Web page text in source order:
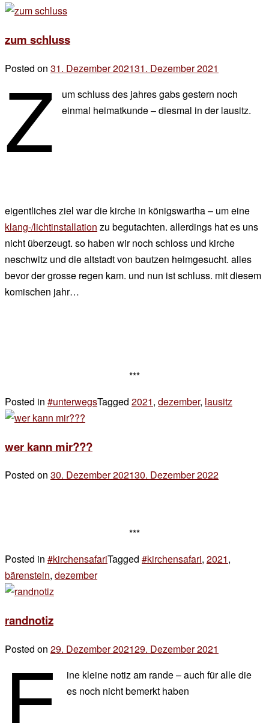
schluss
zum schluss
Posted on 31. Dezember 202131. Dezember 2021
chef
z
um schluss des jahres gabs gestern noch
einmal heimatkunde – diesmal in der lausitz.
eigentliches ziel war die kirche in königswartha – um eine
klang-/lichtinstallation zu begutachten. allerdings hat es uns
nicht überzeugt. so haben wir noch schloss und kirche
neschwitz und die altstadt von bautzen heimgesucht. alles
bevor der grosse regen kam. und nun ist schluss. mit diesem
komischen jahr…
***
Posted in #unterwegsTagged 2021, dezember, lausitz
wer kann mir???
Posted on 30. Dezember 202130. Dezember 2022
***
Posted in #kirchensafariTagged #kirchensafari, 2021,
bärenstein, dezemberLeave
kann
mir???
randnotiz
Posted on 29. Dezember 202129. Dezember 2021
chef
e
ine kleine notiz am rande – auch für alle die
es noch nicht bemerkt haben